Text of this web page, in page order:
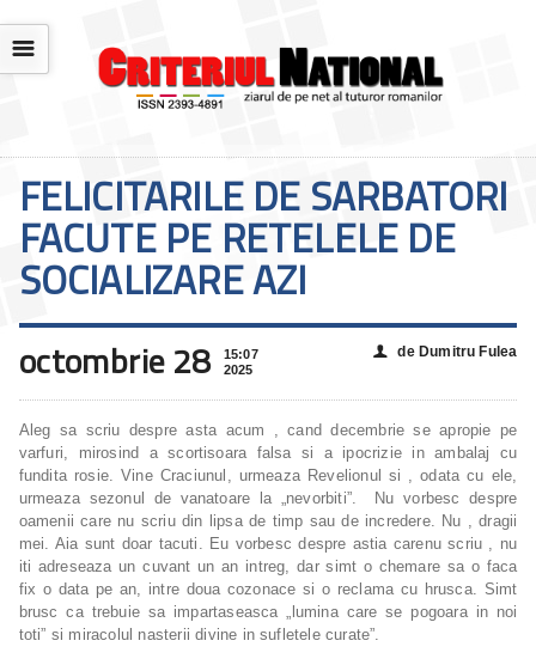
☰
FELICITARILE DE SARBATORI
FACUTE PE RETELELE DE
SOCIALIZARE AZI
octombrie 28
15:07
2025
👤 de Dumitru Fulea
Aleg sa scriu despre asta acum , cand decembrie se apropie pe
varfuri, mirosind a scortisoara falsa si a ipocrizie in ambalaj cu
fundita rosie. Vine Craciunul, urmeaza Revelionul si , odata cu ele,
urmeaza sezonul de vanatoare la „nevorbiti”. Nu vorbesc despre
oamenii care nu scriu din lipsa de timp sau de incredere. Nu , dragii
mei. Aia sunt doar tacuti. Eu vorbesc despre astia carenu scriu , nu
iti adreseaza un cuvant un an intreg, dar simt o chemare sa o faca
fix o data pe an, intre doua cozonace si o reclama cu hrusca. Simt
brusc ca trebuie sa impartaseasca „lumina care se pogoara in noi
toti” si miracolul nasterii divine in sufletele curate”.